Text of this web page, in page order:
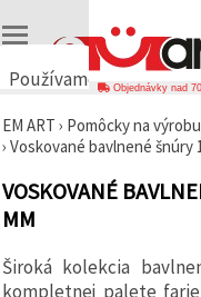
Používame
🍪
Používame
podobné
technológie,
aby sme
správne
fungovanie
Objednávky nad
EM ART › Pomôcky na
› Voskované bavlnené šnúry
VOSKOVANÉ
MM
Široká kolekcia
kompletnej palete